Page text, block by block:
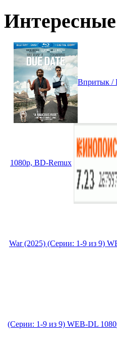
Впритык /
1080p, BD-Remux
War (2025) (Серии: 1-9 из 9)
(Серии: 1-9 из 9) WEB-DL